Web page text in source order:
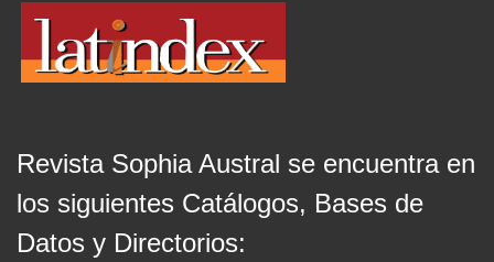
Revista Sophia Austral se encuentra en
los siguientes Catálogos, Bases de
Datos y Directorios: